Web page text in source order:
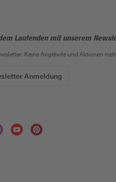
Laufenden mit unserem
Keine Angebote und Aktionen
Anmeldung